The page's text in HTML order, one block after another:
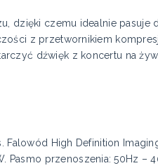
dzięki czemu idealnie pasuje
z przetwornikiem
dźwięk z koncertu na
Falowód High Definition
Pasmo przenoszenia: 50Hz –